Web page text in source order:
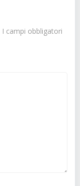
I campi obbligatori